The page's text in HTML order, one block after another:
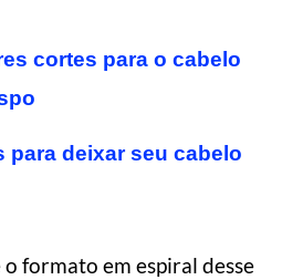
cortes para o cabelo
para deixar seu cabelo
formato em espiral desse